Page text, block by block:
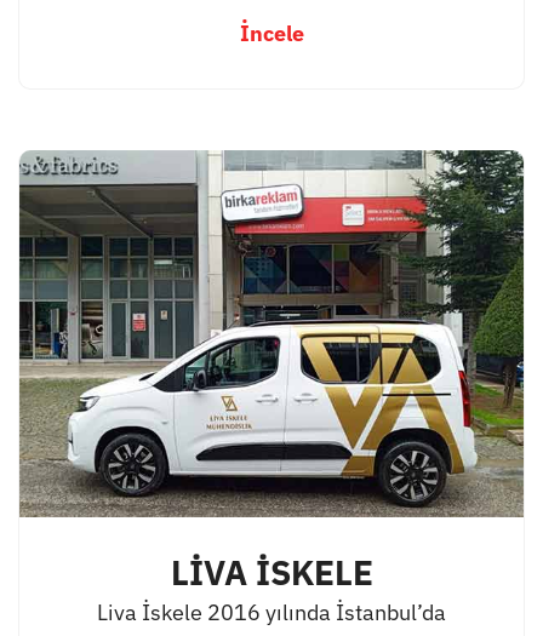
İncele
LİVA İSKELE
Liva İskele 2016 yılında İstanbul’da